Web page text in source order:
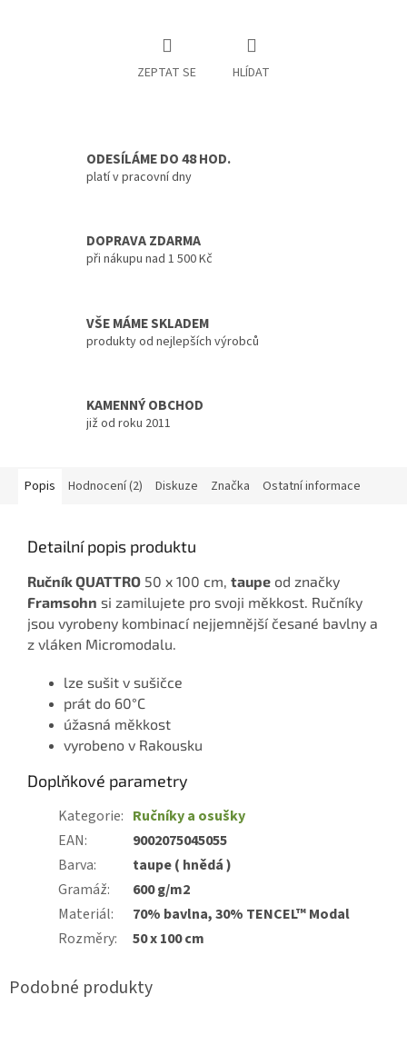
ZEPTAT SE HLÍDAT
ODESÍLÁME DO 48 HOD.
platí v pracovní dny
DOPRAVA ZDARMA
při nákupu nad 1 500 Kč
VŠE MÁME SKLADEM
produkty od nejlepších výrobců
KAMENNÝ OBCHOD
již od roku 2011
Popis Hodnocení (2) Diskuze Značka Ostatní informace
Detailní popis produktu
Ručník QUATTRO 50 x 100 cm, taupe od značky
Framsohn si zamilujete pro svoji měkkost. Ručníky
jsou vyrobeny kombinací nejjemnější česané bavlny a
z vláken Micromodalu.
lze sušit v sušičce
prát do 60°C
úžasná měkkost
vyrobeno v Rakousku
Doplňkové parametry
Kategorie: Ručníky a osušky
EAN:
9002075045055
Barva:
taupe ( hnědá )
Gramáž:
600 g/m2
Materiál:
70% bavlna, 30% TENCEL™ Modal
Rozměry: 50 x 100 cm